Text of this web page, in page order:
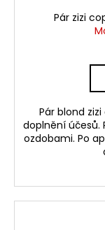
Pár zizi
Pár blond
doplnění účesů.
ozdobami. Po